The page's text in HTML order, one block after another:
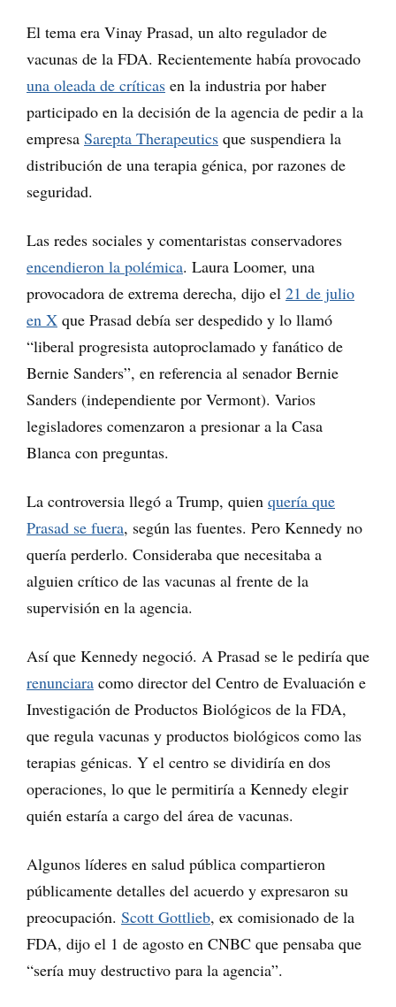
El tema era Vinay Prasad, un alto regulador de
vacunas de la FDA. Recientemente había provocado
una oleada de críticas en la industria por haber
participado en la decisión de la agencia de pedir a la
empresa Sarepta Therapeutics que suspendiera la
distribución de una terapia génica, por razones de
seguridad.
Las redes sociales y comentaristas conservadores
encendieron la polémica. Laura Loomer, una
provocadora de extrema derecha, dijo el 21 de julio
en X que Prasad debía ser despedido y lo llamó
“liberal progresista autoproclamado y fanático de
Bernie Sanders”, en referencia al senador Bernie
Sanders (independiente por Vermont). Varios
legisladores comenzaron a presionar a la Casa
Blanca con preguntas.
La controversia llegó a Trump, quien quería que
Prasad se fuera, según las fuentes. Pero Kennedy no
quería perderlo. Consideraba que necesitaba a
alguien crítico de las vacunas al frente de la
supervisión en la agencia.
Así que Kennedy negoció. A Prasad se le pediría que
renunciara como director del Centro de Evaluación e
Investigación de Productos Biológicos de la FDA,
que regula vacunas y productos biológicos como las
terapias génicas. Y el centro se dividiría en dos
operaciones, lo que le permitiría a Kennedy elegir
quién estaría a cargo del área de vacunas.
Algunos líderes en salud pública compartieron
públicamente detalles del acuerdo y expresaron su
preocupación. Scott Gottlieb, ex comisionado de la
FDA, dijo el 1 de agosto en CNBC que pensaba que
“sería muy destructivo para la agencia”.